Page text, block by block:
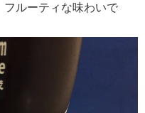
フルーティな味わいで